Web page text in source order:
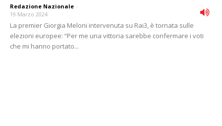
Redazione Nazionale -
19 Marzo 2024
La premier Giorgia Meloni intervenuta su Rai3, è tornata sulle
elezioni europee: “Per me una vittoria sarebbe confermare i voti
che mi hanno portato...